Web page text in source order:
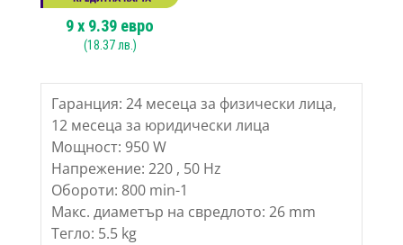
9x 9.39 евро
(18.37лв.)
Гаранция: 24 месеца за физически лица,
12 месеца за юридически лица
Мощност: 950 W
Напрежение: 220 , 50 Hz
Обороти: 800 min-1
Макс. диаметър на свредлото: 26 mm
Тегло: 5.5 kg